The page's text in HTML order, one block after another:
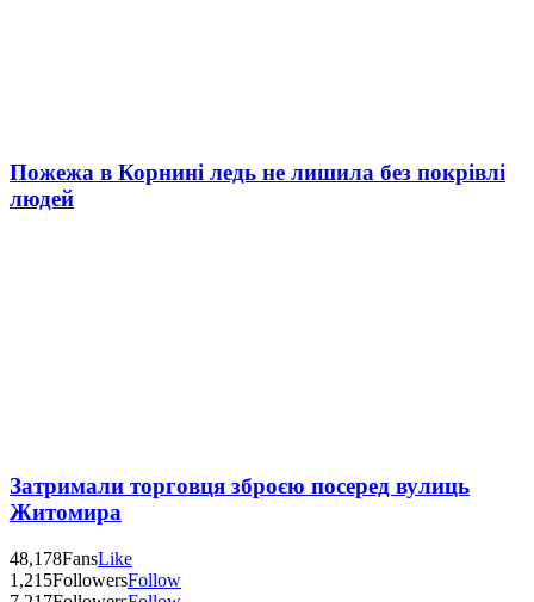
Пожежа в Корнині ледь не лишила без покрівлі
людей
Затримали торговця зброєю посеред вулиць
Житомира
48,178FansLike
1,215FollowersFollow